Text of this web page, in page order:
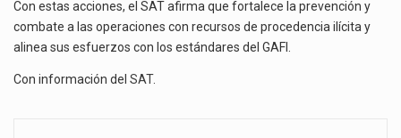
Con estas acciones, el SAT afirma que fortalece la prevención y
combate a las operaciones con recursos de procedencia ilícita y
alinea sus esfuerzos con los estándares del GAFI.
Con información del SAT.